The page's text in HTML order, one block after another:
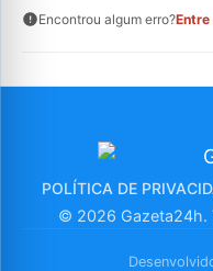
Encontrou algum erro?
POLÍTICA DE
© 2026 Gazeta24h.